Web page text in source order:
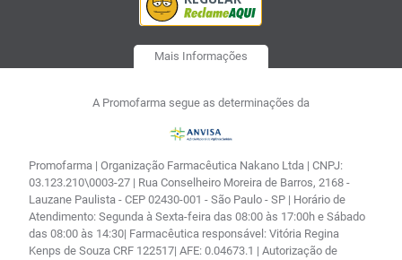
Mais Informações
A Promofarma segue as determinações da
Promofarma | Organização Farmacêutica Nakano Ltda | CNPJ:
03.123.210\0003-27 | Rua Conselheiro Moreira de Barros, 2168 -
Lauzane Paulista - CEP 02430-001 - São Paulo - SP | Horário de
Atendimento: Segunda à Sexta-feira das 08:00 às 17:00h e Sábado
das 08:00 às 14:30| Farmacêutica responsável: Vitória Regina
Kenps de Souza CRF 122517| AFE: 0.04673.1 | Autorização de